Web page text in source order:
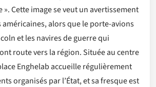
Cette image se veut un avertissement
américaines, alors que le porte-avions
et les navires de guerre qui
route vers la région. Située au centre
Enghelab accueille régulièrement
organisés par l’État, et sa fresque est